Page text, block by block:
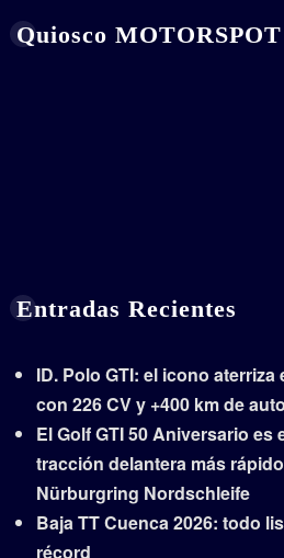
Quiosco MOTORSPOT
Entradas Recientes
ID. Polo GTI: el icono
con 226 CV y +400 km de
El Golf GTI 50 Aniversario es
tracción delantera más
Nürburgring Nordschleife
Baja TT Cuenca 2026: todo
récord